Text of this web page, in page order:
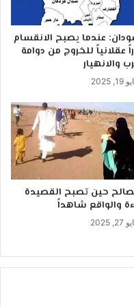
عندما يصبح الانقسام
عقلانياً للخروج من دوامة
والانهيار
2025
حين تصبح القصيدة
والواقع شاهداً
2025